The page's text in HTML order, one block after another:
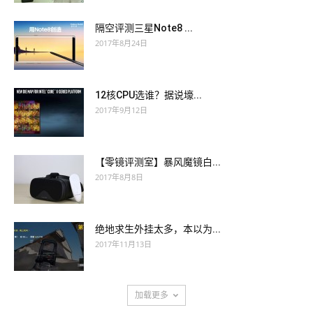
隔空评测三星Note8 ...
2017年8月24日
12核CPU选谁？据说壕...
2017年9月12日
【零镜评测室】暴风魔镜白...
2017年8月8日
绝地求生外挂太多，本以为...
2017年11月13日
加载更多